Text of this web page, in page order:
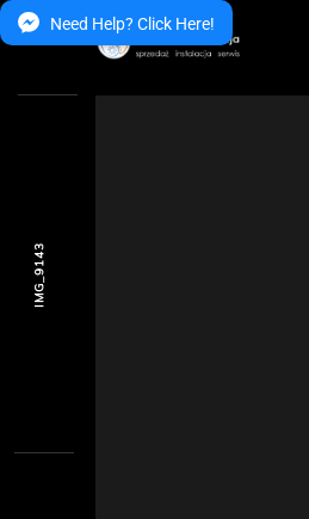
Need Help? Click Here!
IMG_9143